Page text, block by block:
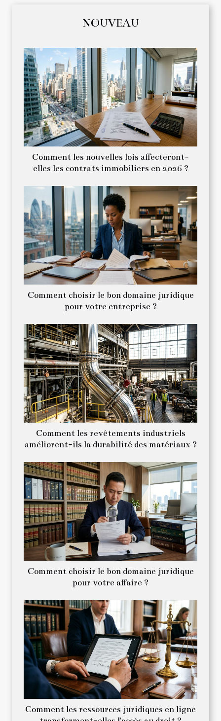
NOUVEAU
Comment les nouvelles lois affecteront-
elles les contrats immobiliers en 2026 ?
Comment choisir le bon domaine juridique
pour votre entreprise ?
Comment les revêtements industriels
améliorent-ils la durabilité des matériaux ?
Comment choisir le bon domaine juridique
pour votre affaire ?
Comment les ressources juridiques en ligne